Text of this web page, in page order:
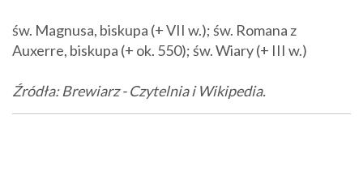
św. Magnusa, biskupa (+ VII w.); św. Romana z
Auxerre, biskupa (+ ok. 550); św. Wiary (+ III w.)
Źródła: Brewiarz - Czytelnia i Wikipedia.